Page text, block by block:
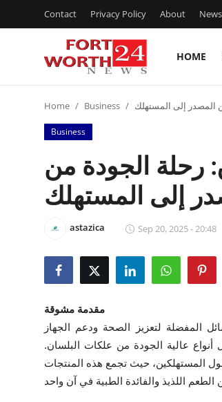
Contact Privacy Policy About
HOME
Contact
Privacy Policy
News Network
Guest Posting
Home Business المصدر إلى المستهلك
Business
رحلة الجودة من
إلى المستهلك
astazica Sep 20, 2025 - 20:48
مقدمة مشوقة
المفضلة لتعزيز الصحة ودعم الجهاز
عالية الجودة من علكات البلسان.
المستهلكين، حيث تجمع هذه المنتجات